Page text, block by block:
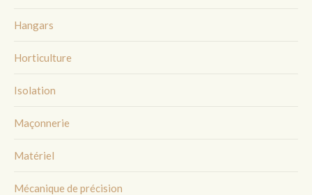
Hangars
Horticulture
Isolation
Maçonnerie
Matériel
Mécanique de précision